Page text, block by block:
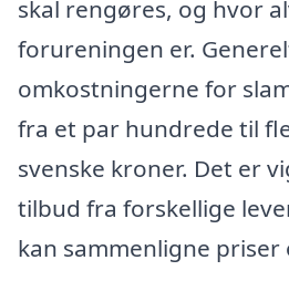
skal rengøres, og hvor
forureningen er.
omkostningerne for
fra et par hundrede til
svenske kroner. Det er
tilbud fra forskellige
kan sammenligne priser